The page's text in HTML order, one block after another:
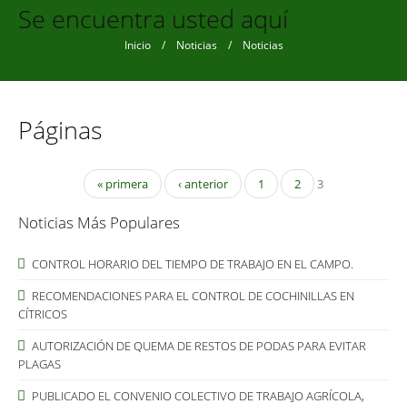
Se encuentra usted aquí
Inicio/ Noticias/ Noticias
Páginas
« primera ‹ anterior 1 2 3
Noticias Más Populares
CONTROL HORARIO DEL TIEMPO DE TRABAJO EN EL CAMPO.
RECOMENDACIONES PARA EL CONTROL DE COCHINILLAS EN
CÍTRICOS
AUTORIZACIÓN DE QUEMA DE RESTOS DE PODAS PARA EVITAR
PLAGAS
PUBLICADO EL CONVENIO COLECTIVO DE TRABAJO AGRÍCOLA,